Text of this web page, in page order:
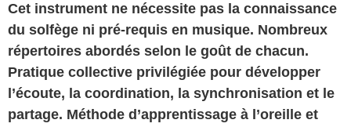
Cet instrument ne nécessite pas la connaissance
du solfège ni pré-requis en musique. Nombreux
répertoires abordés selon le goût de chacun.
Pratique collective privilégiée pour développer
l’écoute, la coordination, la synchronisation et le
partage. Méthode d’apprentissage à l’oreille et